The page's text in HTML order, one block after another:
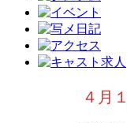
４月